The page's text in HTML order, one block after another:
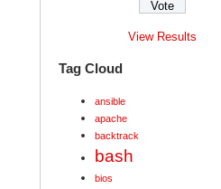
View Results
Tag Cloud
ansible
apache
backtrack
bash
bios